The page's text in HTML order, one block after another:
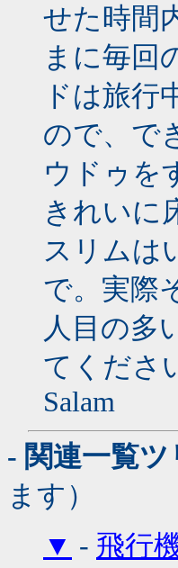
せた時間
まに毎回
ドは旅行
ので、で
ウドゥを
きれいに
スリムは
で。実際
人目の多
てくださ
Salam
- 関連一覧ツ
ます）
▼ - 飛行